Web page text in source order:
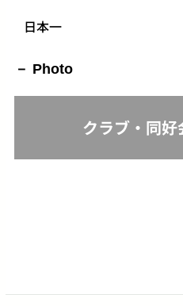
日本一
Photo
クラブ・同